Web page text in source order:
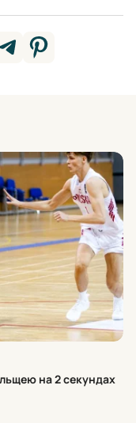
на 2 секундах